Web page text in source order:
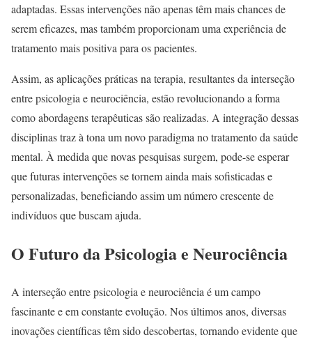
adaptadas. Essas intervenções não apenas têm mais chances de
serem eficazes, mas também proporcionam uma experiência de
tratamento mais positiva para os pacientes.
Assim, as aplicações práticas na terapia, resultantes da interseção
entre psicologia e neurociência, estão revolucionando a forma
como abordagens terapêuticas são realizadas. A integração dessas
disciplinas traz à tona um novo paradigma no tratamento da saúde
mental. À medida que novas pesquisas surgem, pode-se esperar
que futuras intervenções se tornem ainda mais sofisticadas e
personalizadas, beneficiando assim um número crescente de
indivíduos que buscam ajuda.
O Futuro da Psicologia e Neurociência
A interseção entre psicologia e neurociência é um campo
fascinante e em constante evolução. Nos últimos anos, diversas
inovações científicas têm sido descobertas, tornando evidente que